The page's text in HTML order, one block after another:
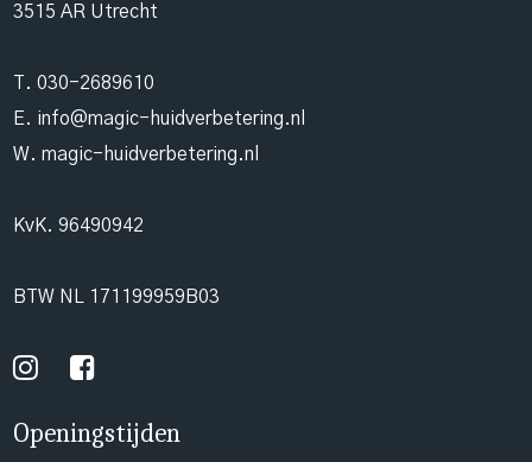
3515 AR Utrecht
T. 030-2689610
E. info@magic-huidverbetering.nl
W. magic-huidverbetering.nl
KvK. 96490942
BTW NL 171199959B03
Openingstijden